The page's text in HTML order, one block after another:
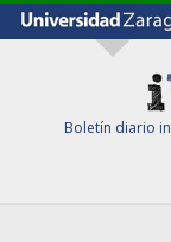
Boletín diario